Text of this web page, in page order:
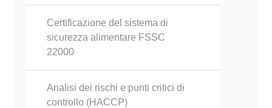
Certificazione del sistema di
sicurezza alimentare FSSC
22000
Analisi dei rischi e punti critici di
controllo (HACCP)